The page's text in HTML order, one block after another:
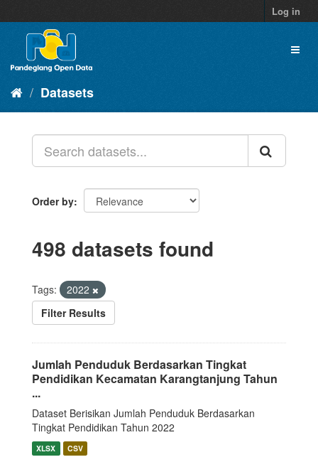
to
content
Log in
Datasets
Order by
498 datasets found
Tags:
2022
Filter Results
Jumlah Penduduk Berdasarkan Tingkat
Pendidikan Kecamatan Karangtanjung Tahun
...
Dataset Berisikan Jumlah Penduduk Berdasarkan
Tingkat Pendidikan Tahun 2022
XLSX CSV